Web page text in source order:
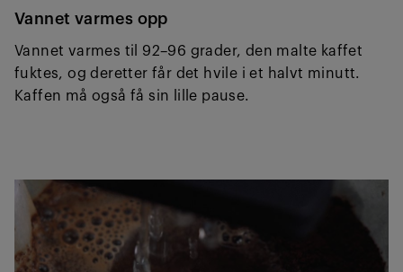
Vannet varmes opp
Vannet varmes til 92–96 grader, den malte kaffet
fuktes, og deretter får det hvile i et halvt minutt.
Kaffen må også få sin lille pause.